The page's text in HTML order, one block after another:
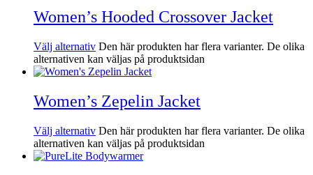
Women’s Hooded Crossover Jacket
Välj alternativ Den här produkten har flera varianter. De olika
alternativen kan väljas på produktsidan
Women’s Zepelin Jacket
Välj alternativ Den här produkten har flera varianter. De olika
alternativen kan väljas på produktsidan